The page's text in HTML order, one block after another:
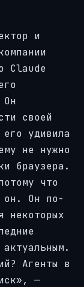
и
Claude
Он
своей
удивила
не нужно
браузера.
что
он. Он по-
некоторых
Агенты в
—